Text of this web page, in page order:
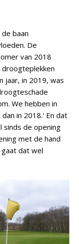
baan
De
van 2018
jaar, in 2019, was
We hebben in
in 2018.' En dat
sinds de opening
met de hand
dat wel